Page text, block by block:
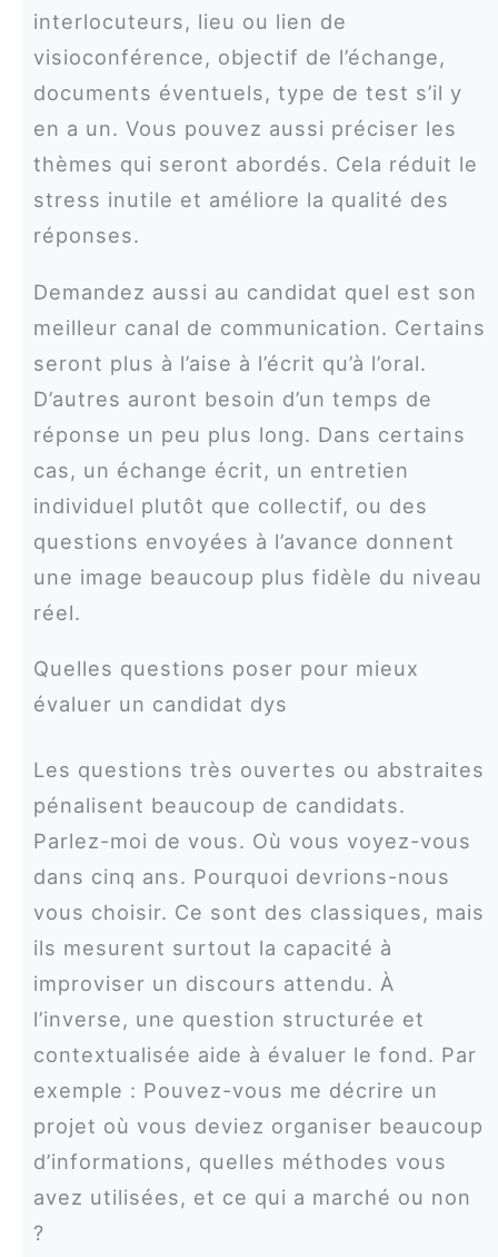
interlocuteurs, lieu ou lien de
visioconférence, objectif de l’échange,
documents éventuels, type de test s’il y
en a un. Vous pouvez aussi préciser les
thèmes qui seront abordés. Cela réduit le
stress inutile et améliore la qualité des
réponses.
Demandez aussi au candidat quel est son
meilleur canal de communication. Certains
seront plus à l’aise à l’écrit qu’à l’oral.
D’autres auront besoin d’un temps de
réponse un peu plus long. Dans certains
cas, un échange écrit, un entretien
individuel plutôt que collectif, ou des
questions envoyées à l’avance donnent
une image beaucoup plus fidèle du niveau
réel.
Quelles questions poser pour mieux
évaluer un candidat dys
Les questions très ouvertes ou abstraites
pénalisent beaucoup de candidats.
Parlez-moi de vous. Où vous voyez-vous
dans cinq ans. Pourquoi devrions-nous
vous choisir. Ce sont des classiques, mais
ils mesurent surtout la capacité à
improviser un discours attendu. À
l’inverse, une question structurée et
contextualisée aide à évaluer le fond. Par
exemple : Pouvez-vous me décrire un
projet où vous deviez organiser beaucoup
d’informations, quelles méthodes vous
avez utilisées, et ce qui a marché ou non
?